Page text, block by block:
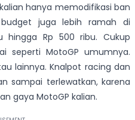
hanya memodifikasi ban
juga lebih ramah di
hingga Rp 500 ribu. Cukup
seperti MotoGP umumnya.
lainnya. Knalpot racing dan
sampai terlewatkan, karena
gaya MotoGP kalian.